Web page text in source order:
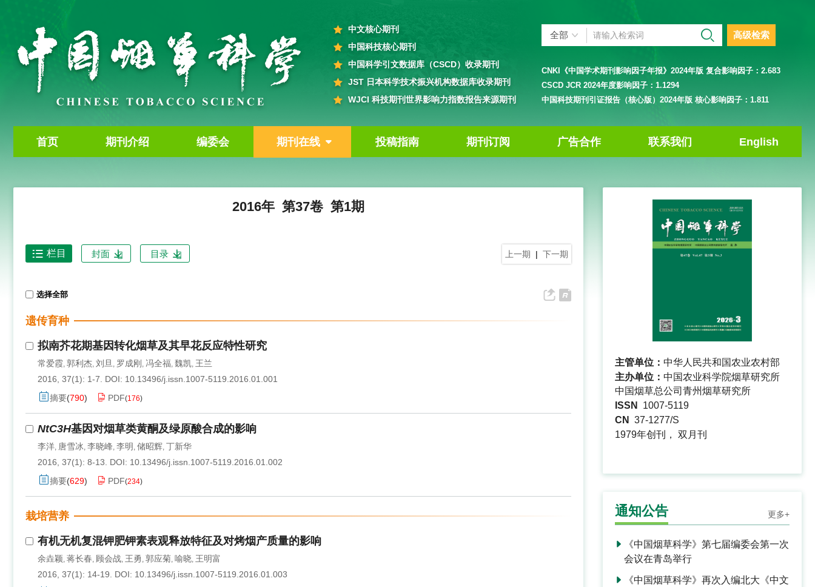
中文核心期刊
中国科技核心期刊
中国科学引文数据库（CSCD）收录期刊
JST 日本科学技术振兴机构数据库收录期刊
WJCI 科技期刊世界影响力指数报告来源期刊
高级检索
CNKI《中国学术期刊影响因子年报》2024年版 复合影响因子： 2.683
CSCD JCR 2024年度影响因子： 1.1294
中国科技期刊引证报告（核心版）2024年版 核心影响因子： 1.811
首页 期刊介绍 编委会 期刊在线 投稿指南 期刊订阅 广告合作 联系我们 English
2016年 第37卷 第1期
上一期 | 下一期
栏目 封面 目录
选择全部
遗传育种
拟南芥花期基因转化烟草及其早花反应特性研究
常爱霞, 郭利杰, 刘旦 , 罗成刚 , 冯全福, 魏凯, 王兰
2016, 37(1): 1-7.
DOI: 10.13496/j.issn.1007-5119.2016.01.001
摘要(790) PDF(176)
NtC3H基因对烟草类黄酮及绿原酸合成的影响
李洋, 唐雪冰, 李晓峰, 李明 , 储昭辉, 丁新华
2016, 37(1): 8-13.
DOI: 10.13496/j.issn.1007-5119.2016.01.002
摘要(629) PDF(234)
栽培营养
有机无机复混钾肥钾素表观释放特征及对烤烟产质量的影响
余垚颖, 蒋长春, 顾会战, 王勇 , 郭应菊, 喻晓, 王明富
2016, 37(1): 14-19.
DOI: 10.13496/j.issn.1007-5119.2016.01.003
主管单位： 中华人民共和国农业农村部
主办单位： 中国农业科学院烟草研究所
中国烟草总公司青州烟草研究所
ISSN
1007-5119
CN
37-1277/S
1979年创刊， 双月刊
通知公告 更多+
《中国烟草科学》第七届编委会第一次
会议在青岛举行
《中国烟草科学》再次入编北大《中文